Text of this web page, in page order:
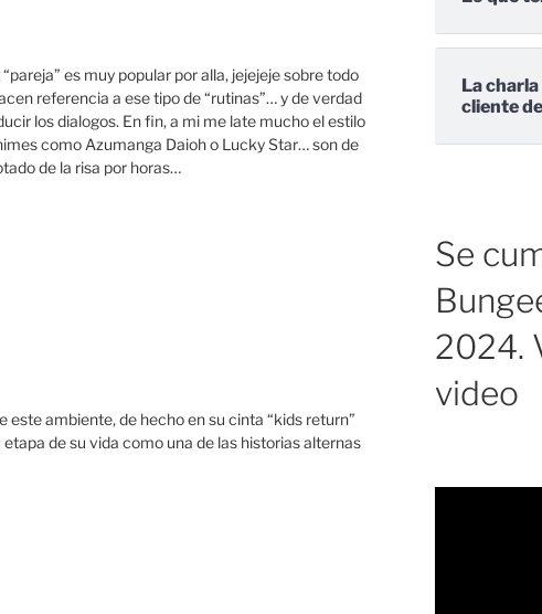
es muy popular por alla, jejejeje sobre todo
referencia a ese tipo de “rutinas”… y de verdad
los dialogos. En fin, a mi me late mucho el estilo
como Azumanga Daioh o Lucky Star… son de
de la risa por horas…
este ambiente, de hecho en su cinta “kids return”
de su vida como una de las historias alternas
La
cliente
Se
2024.
video